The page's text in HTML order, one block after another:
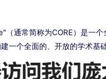
（通常简称为CORE）是一
一个全面的、开放的学术基